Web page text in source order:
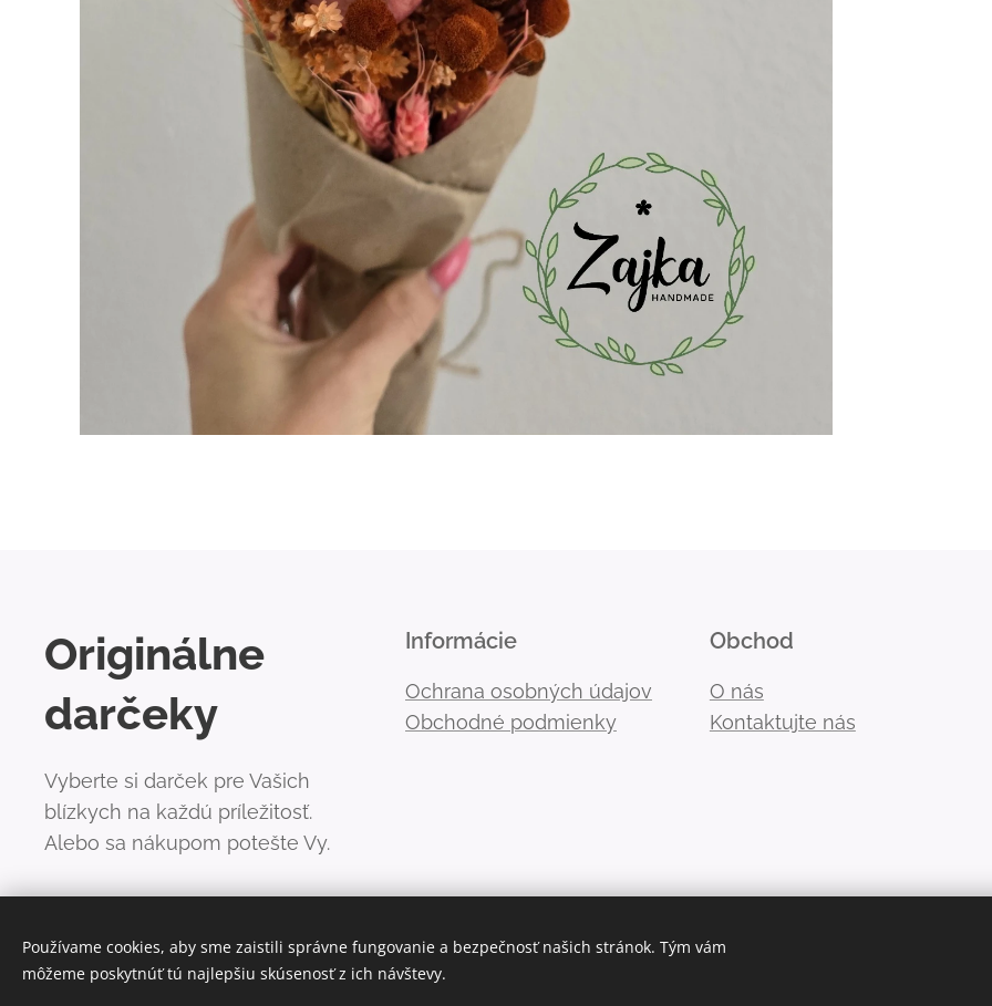
Originálne
darčeky
Vyberte si darček pre Vašich
blízkych na každú príležitosť.
Alebo sa nákupom potešte Vy.
Informácie
Ochrana osobných údajov
Obchodné podmienky
Obchod
O nás
Kontaktujte nás
Používame cookies, aby sme zaistili správne fungovanie a bezpečnosť našich stránok. Tým vám
môžeme poskytnúť tú najlepšiu skúsenosť z ich návštevy.